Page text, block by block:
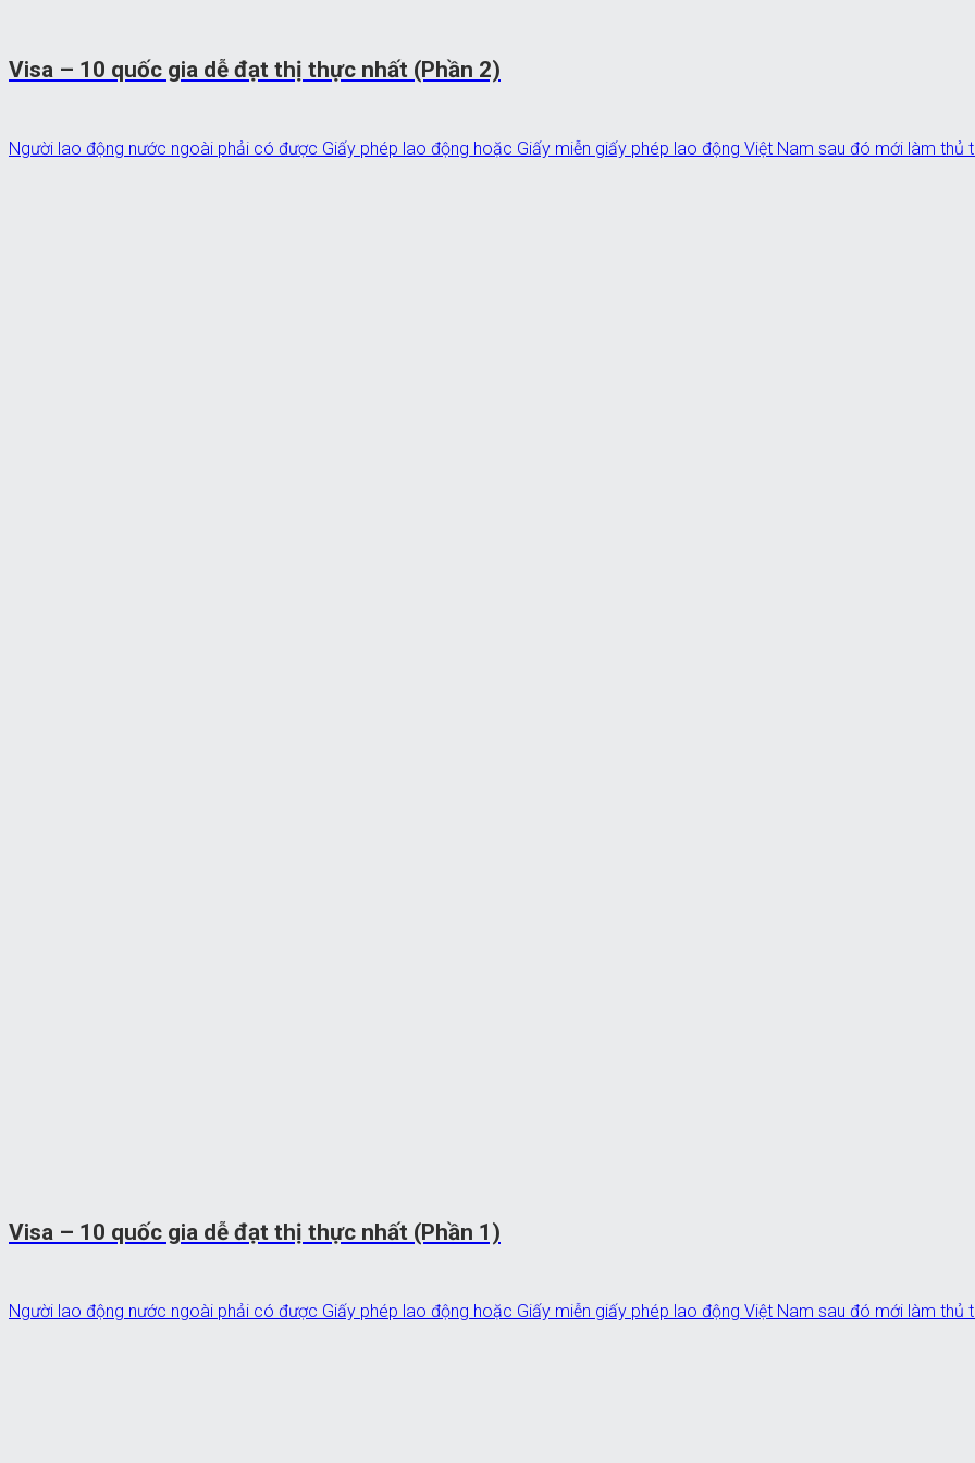
Visa – 10 quốc gia dễ đạt thị thực nhất (Phần 2)
Người lao động nước ngoài phải có được Giấy phép lao động hoặc Giấy miễn giấy phép lao động Việt Nam sau đó mới làm thủ
Visa – 10 quốc gia dễ đạt thị thực nhất (Phần 1)
Người lao động nước ngoài phải có được Giấy phép lao động hoặc Giấy miễn giấy phép lao động Việt Nam sau đó mới làm thủ